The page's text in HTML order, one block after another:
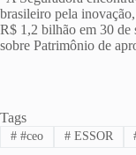
brasileiro pela
R$ 1,2 bilhão em 30 de
sobre Patrimônio de
Tags
##ceo #ESSOR